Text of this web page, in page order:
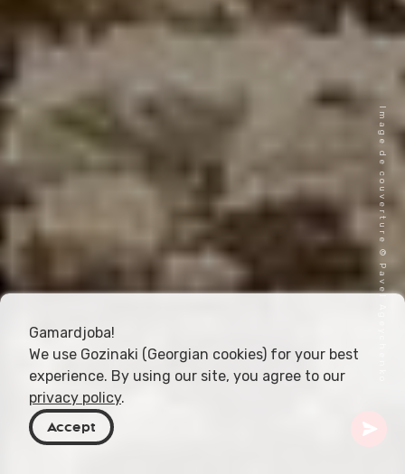
Image de couverture © Pavel Ageychenko
Gamardjoba!
We use Gozinaki (Georgian cookies) for your best
experience. By using our site, you agree to our
privacy policy.
Accept